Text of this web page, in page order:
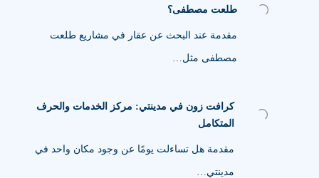
طلعت مصطفى؟
مقدمة عند البحث عن عقار في مشاريع طلعت
مصطفى مثل…
كرافت زون في مدينتي: مركز الخدمات والحرف
المتكامل
مقدمة هل تساءلت يومًا عن وجود مكان واحد في
مدينتي…